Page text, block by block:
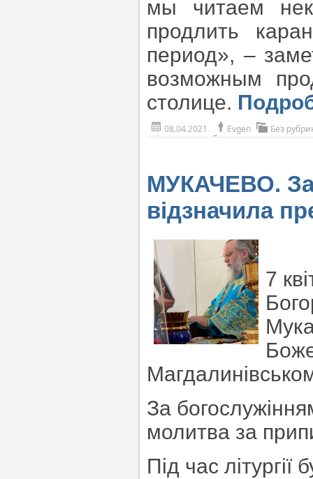
мы читаем
продлить
период», –
возможным
столице.
08.04.2021 Evgen Без
МУКАЧЕВО.
відзначила
7
За
молитва за
Під час